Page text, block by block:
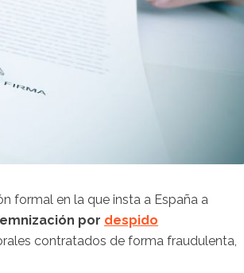
formal en la que insta a España a
por despido
contratados de forma fraudulenta,